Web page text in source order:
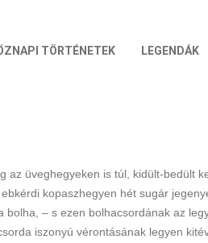
TÖRTÉNETEK LEGENDÁK
üveghegyeken is túl, kidült-bedült
kopaszhegyen hét sugár
– s ezen bolhacsordának az
iszonyú vérontásának legyen